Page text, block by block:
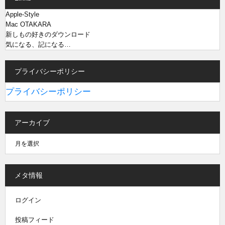
Apple-Style
Mac OTAKARA
新しもの好きのダウンロード
気になる、記になる…
プライバシーポリシー
プライバシーポリシー
アーカイブ
メタ情報
ログイン
投稿フィード